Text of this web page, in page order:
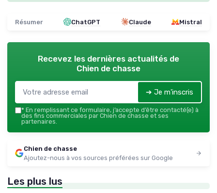
Résumer ChatGPT Claude Mistral
Recevez les dernières actualités de
Chien de chasse
➔ Je m'inscris
* En remplissant ce formulaire, j’accepte d’être contacté(e) à
des fins commerciales par Chien de chasse et ses
partenaires.
Chien de chasse
Ajoutez-nous à vos sources préférées sur Google
Les plus lus